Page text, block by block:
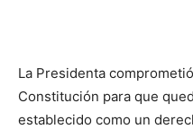
La Presidenta
Constitución para que
establecido como un